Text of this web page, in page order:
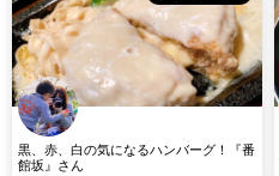
黒、赤、白の気になるハンバーグ！『番
館坂』さん